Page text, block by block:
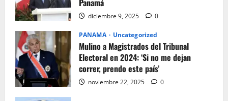
Panamá
diciembre 9, 2025 0
PANAMA Uncategorized
Mulino a Magistrados del Tribunal
Electoral en 2024: ‘Si no me dejan
correr, prendo este país’
noviembre 22, 2025 0